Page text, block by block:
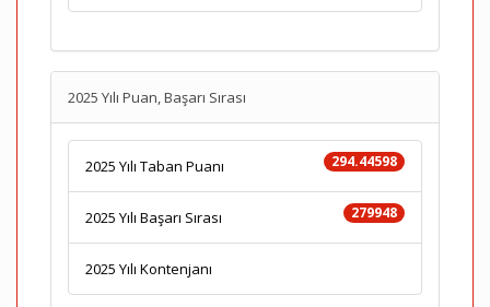
2025 Yılı Puan, Başarı Sırası
294.44598
2025 Yılı Taban Puanı
279948
2025 Yılı Başarı Sırası
2025 Yılı Kontenjanı